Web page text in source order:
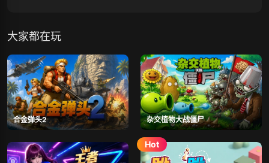
大家都在玩
合金弹头2 杂交植物大战僵尸